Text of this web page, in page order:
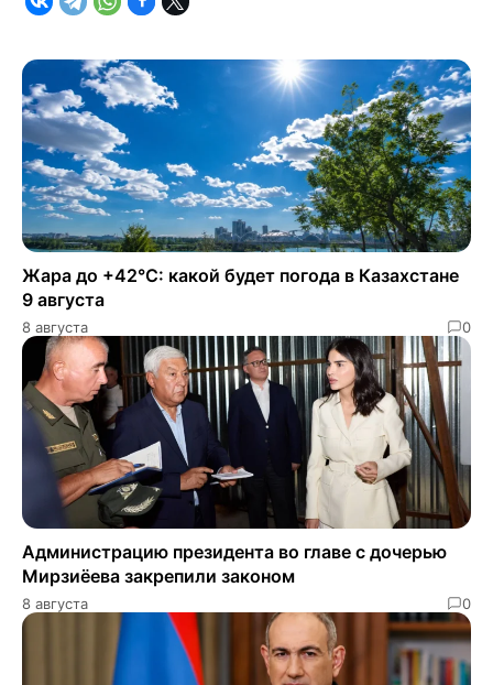
Жара до +42°C: какой будет погода в Казахстане
9 августа
8 августа 0
Администрацию президента во главе с дочерью
Мирзиёева закрепили законом
8 августа 0